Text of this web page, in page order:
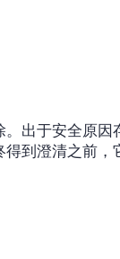
出于安全原
到澄清之前，